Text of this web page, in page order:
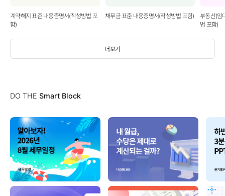
더보기
계약해지 표준 내용증명서(작성방법 포
함)
채무금 표준 내용증명서(작성방법 포함)
부동산(임
법 포함)
DO THE Smart Block